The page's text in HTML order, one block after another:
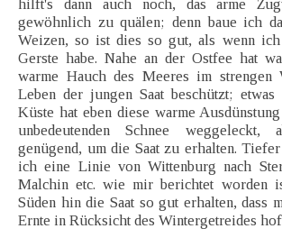
hilft's dann auch noch, das arme
gewöhnlich zu quälen; denn baue ich
Weizen, so ist dies so gut, als wenn
Gerste habe. Nahe an der Ostfee hat
warme Hauch des Meeres im strengen
Leben der jungen Saat beschützt;
Küste hat eben diese warme
unbedeutenden Schnee
genügend, um die Saat zu erhalten.
ich eine Linie von Wittenburg nach
Malchin etc. wie mir berichtet worden
Süden hin die Saat so gut erhalten, dass
Ernte in Rücksicht des Wintergetreides